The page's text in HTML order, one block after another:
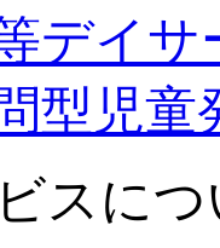
デイサ
型児童
スに